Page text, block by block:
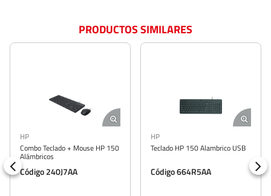
Teclado
Requiere Batería
Estado de Producto DISPONIBLE
Descripción del Producto
PRODUCTOS SIMILARES
HP
Combo Teclado + Mouse HP 150
Alámbricos
Código 240J7AA
HP
Teclado HP 150 Alambrico USB
Código 664R5AA